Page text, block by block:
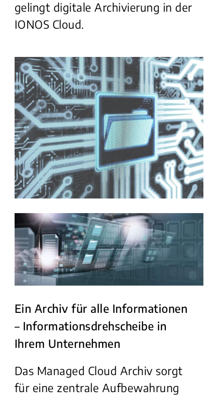
gelingt digitale Archivierung in der
IONOS Cloud.
Ein Archiv für alle Informationen
– Informationsdrehscheibe in
Ihrem Unternehmen
Das Managed Cloud Archiv sorgt
für eine zentrale Aufbewahrung